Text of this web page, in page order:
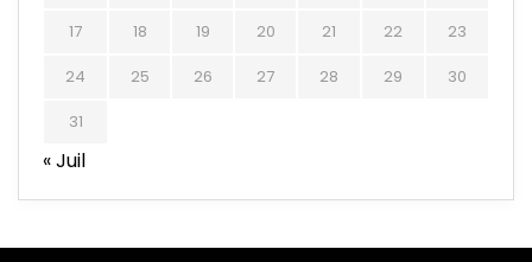
17
18 19 20 21 22
23
24
25 26 27 28 29
30
31
« Juil